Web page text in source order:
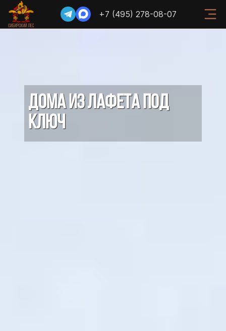
+7 (495) 278-08-07
ДОМА ИЗ ЛАФЕТА ПОД
КЛЮЧ